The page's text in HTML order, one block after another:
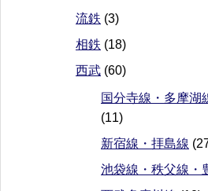
流鉄 (3)
相鉄 (18)
西武 (60)
国分寺線・多摩湖
(11)
新宿線・拝島線
池袋線・秩父線・